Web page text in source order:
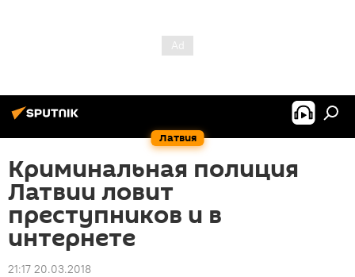
Латвия
Криминальная полиция
Латвии ловит
преступников и в
интернете
21:17 20.03.2018